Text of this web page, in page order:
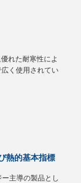
れた耐寒性によ
く使用されてい
熱的基本指標
主導の製品とし